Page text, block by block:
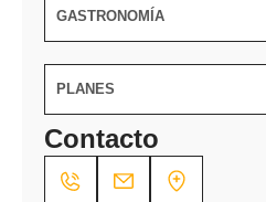
GASTRONOMÍA
PLANES
Contacto